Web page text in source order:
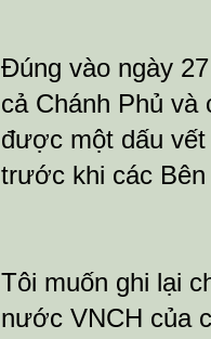
Đúng vào ngày
cả Chánh Phủ và
được một dấu
trước khi các
Tôi muốn ghi lại
nước VNCH của